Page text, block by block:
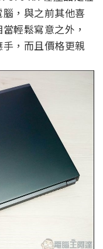
腦，與之前其他喜
輕鬆寫意之外，
，而且價格更親